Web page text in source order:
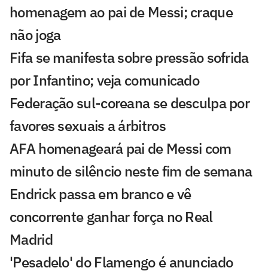
homenagem ao pai de Messi; craque
não joga
Fifa se manifesta sobre pressão sofrida
por Infantino; veja comunicado
Federação sul-coreana se desculpa por
favores sexuais a árbitros
AFA homenageará pai de Messi com
minuto de silêncio neste fim de semana
Endrick passa em branco e vê
concorrente ganhar força no Real
Madrid
'Pesadelo' do Flamengo é anunciado